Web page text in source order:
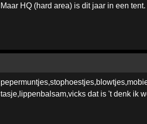
Maar HQ (hard area) is dit jaar in een
tasje,lippenbalsam,vicks dat is 't denk ik